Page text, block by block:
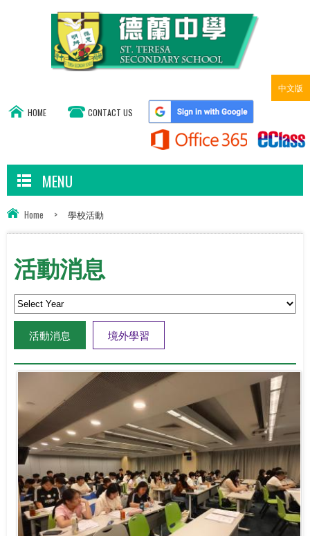
中文版
HOME CONTACT US
MENU
Home > 學校活動
活動消息
活動消息 境外學習